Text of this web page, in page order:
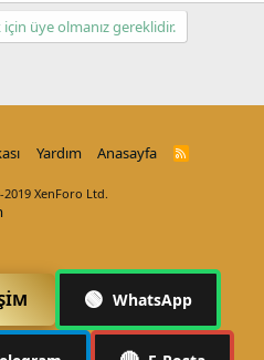
üye olmanız gereklidir.
Yardım Anasayfa
R
XenForo Ltd.
🟢 WhatsApp